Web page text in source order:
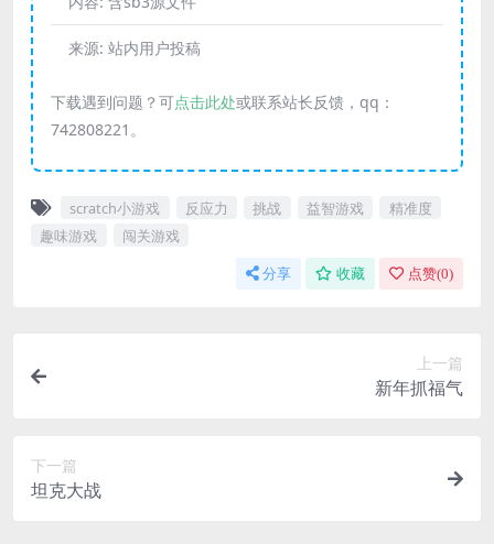
来源: 站内用户投稿
下载遇到问题？可点击此处或联系站长反馈，qq：
742808221。
scratch小游戏 反应力 挑战 益智游戏
精准度
趣味游戏
闯关游戏
分享 收藏 点赞(0)
上一篇
新年抓福气
下一篇
坦克大战